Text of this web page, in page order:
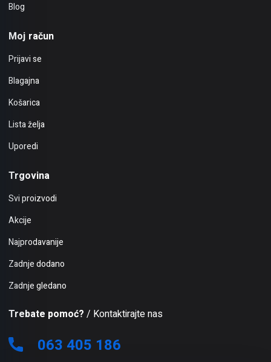
Blog
Moj račun
Prijavi se
Blagajna
Košarica
Lista želja
Uporedi
Trgovina
Svi proizvodi
Akcije
Najprodavanije
Zadnje dodano
Zadnje gledano
Trebate pomoć? / Kontaktirajte nas
063 405 186